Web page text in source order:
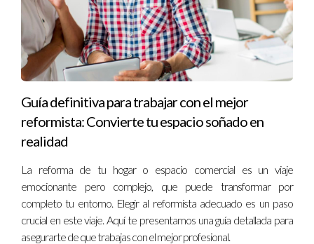
ganancias obtenidas en otras inversiones.
¿Es necesario declarar si no obtengo ganancias?
Aunque no obtengas ganancias patrimoniales significativas o
incluso tengas pérdidas, es recomendable consultar con un
experto para asegurarte de cumplir con todas tus
obligaciones fiscales. Recuerda siempre estar informado y
preparado para afrontar cualquier situación relacionada con
personalizada sobre este tema tan importante como lo es
vender tu vivienda y sus implicaciones fiscales ¡no dudes en
contactar a Iraido Rodriguez!
Guía definitiva para trabajar con el mejor
reformista: Convierte tu espacio soñado en
realidad
La reforma de tu hogar o espacio comercial es un viaje
emocionante pero complejo, que puede transformar por
completo tu entorno. Elegir al reformista adecuado es un paso
crucial en este viaje. Aquí te presentamos una guía detallada para
asegurarte de que trabajas con el mejor profesional.